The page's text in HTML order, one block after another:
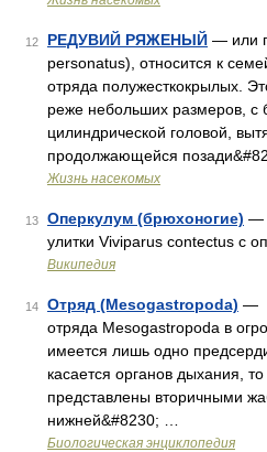
12 РЕДУВИЙ РЯЖЕНЫЙ — или
personatus), относится к
отряда полужесткокрылых.
реже небольших размеров, с
цилиндрической головой,
продолжающейся
Жизнь насекомых
13 Оперкулум (брюхоногие) —
улитки Viviparus contectus с
Википедия
14 Отряд (Mesogastropoda) —
отряда Mesogastropoda в
имеется лишь одно
касается органов дыхания,
представлены вторичными
нижней&#8230; …
Биологическая энциклопедия